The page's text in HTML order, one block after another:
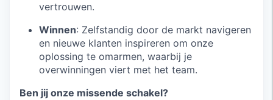
vertrouwen.
Winnen: Zelfstandig door de markt navigeren
en nieuwe klanten inspireren om onze
oplossing te omarmen, waarbij je
overwinningen viert met het team.
Ben jij onze missende schakel?